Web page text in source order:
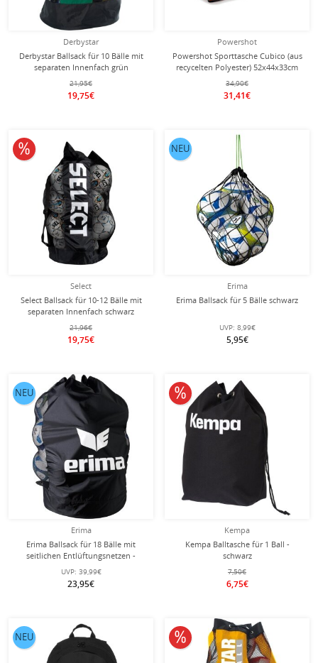
Derbystar
Derbystar Ballsack für 10 Bälle mit
separaten Innenfach grün
21,95€
19,75€
Powershot
Powershot Sporttasche Cubico (aus
recycelten Polyester) 52x44x33cm
-75 liter- schwarz/rot
34,90€
31,41€
Select
Select Ballsack für 10-12 Bälle mit
separaten Innenfach schwarz
21,96€
19,75€
10% reduziert
Erima
Erima Ballsack für 5 Bälle schwarz
UVP: 8,99€
5,95€
NEU
Erima
Erima Ballsack für 18 Bälle mit
seitlichen Entlüftungsnetzen -
schwarz/weiss
UVP: 39,99€
23,95€
NEU
Kempa
Kempa Balltasche für 1 Ball -
schwarz
7,50€
6,75€
10% reduziert
NEU 10% reduziert